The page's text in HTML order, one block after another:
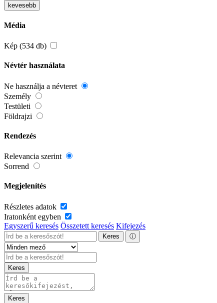
kevesebb
Média
Kép (534 db)
Névtér használata
Ne használja a névteret
Személy
Testületi
Földrajzi
Rendezés
Relevancia szerint
Sorrend
Megjelenítés
Részletes adatok
Iratonként egyben
Egyszerű keresés Összetett keresés Kifejezés
Keres ⓘ
Keres
Keres